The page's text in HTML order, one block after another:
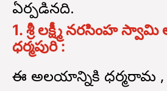
ఏర్పడినది.
1. శ్రీ లక్ష్మీ నరసింహ
ధర్మపురి :
ఈ అలయాన్నికి ధర్మరామ ,